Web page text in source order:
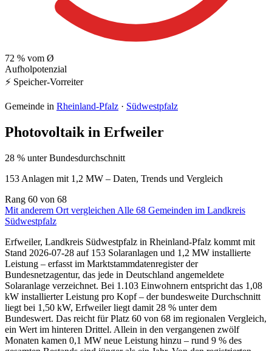
72 % vom Ø
Aufholpotenzial
⚡ Speicher-Vorreiter
Gemeinde in Rheinland-Pfalz · Südwestpfalz
Photovoltaik in Erfweiler
28 % unter Bundesdurchschnitt
153 Anlagen mit 1,2 MW – Daten, Trends und Vergleich
Rang 60 von 68
Mit anderem Ort vergleichen Alle 68 Gemeinden im Landkreis
Südwestpfalz
Erfweiler, Landkreis Südwestpfalz in Rheinland-Pfalz kommt mit
Stand 2026-07-28 auf 153 Solaranlagen und 1,2 MW installierte
Leistung – erfasst im Marktstammdatenregister der
Bundesnetzagentur, das jede in Deutschland angemeldete
Solaranlage verzeichnet. Bei 1.103 Einwohnern entspricht das 1,08
kW installierter Leistung pro Kopf – der bundesweite Durchschnitt
liegt bei 1,50 kW, Erfweiler liegt damit 28 % unter dem
Bundeswert. Das reicht für Platz 60 von 68 im regionalen Vergleich,
ein Wert im hinteren Drittel. Allein in den vergangenen zwölf
Monaten kamen 0,1 MW neue Leistung hinzu – rund 9 % des